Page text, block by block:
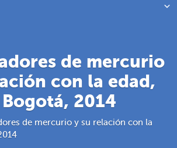
de mercurio
con la edad,
2014
de mercurio y su relación con la